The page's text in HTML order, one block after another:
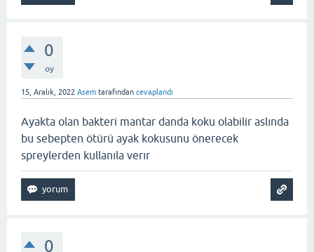
0
oy
15, Aralık, 2022 Asem tarafından cevaplandı
Ayakta olan bakteri mantar danda koku olabilir aslında
bu sebepten ötürü ayak kokusunu önerecek
spreylerden kullanıla verır
0